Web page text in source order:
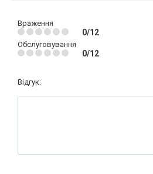
Враження
0/12
Обслуговування
0/12
Відгук: